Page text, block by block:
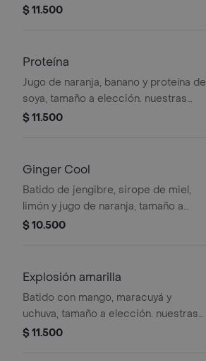
encuentran estandarizadas por lo
ingredientes
$ 11.500
Proteína
Jugo de naranja, banano y proteína de
soya, tamaño a elección. nuestras
preparaciones se encuentran
ingredientes
$ 11.500
Ginger Cool
Batido de jengibre, sirope de miel,
limón y jugo de naranja, tamaño a
elección. nuestras preparaciones se
realizar modificaciones en los
ingredientes
$ 10.500
Explosión amarilla
Batido con mango, maracuyá y
uchuva, tamaño a elección. nuestras
preparaciones se encuentran
$ 11.500